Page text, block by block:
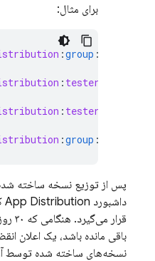
برای مثال:
:group :
: testers
: testers
:group :
داشبورد App Distribution
باقی مانده باشد، یک اعلان
نسخه‌های ساخته شده توسط